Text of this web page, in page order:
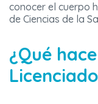
conocer el cuerpo
de Ciencias de la
¿Qué